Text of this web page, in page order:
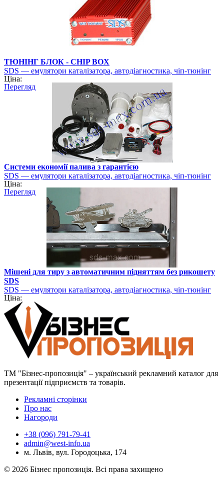
ТЮНІНГ БЛОК - CHIP BOX
SDS — емулятори каталізатора, автодіагностика, чіп-тюнінг
Ціна:
Перегляд
Системи економії палива з гарантією
SDS — емулятори каталізатора, автодіагностика, чіп-тюнінг
Ціна:
Перегляд
Мішені для тиру з автоматичним підняттям без рикошету
SDS
SDS — емулятори каталізатора, автодіагностика, чіп-тюнінг
Ціна:
ТМ "Бізнес-пропозиція" – український рекламний каталог для
презентації підприємств та товарів.
Рекламні сторінки
Про нас
Нагороди
+38 (096) 791-79-41
admin@west-info.ua
м. Львів, вул. Городоцька, 174
© 2026 Бізнес пропозиція. Всі права захищено